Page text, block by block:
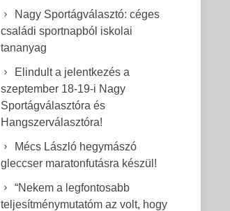
Nagy Sportágválasztó: céges
családi sportnapból iskolai
tananyag
Elindult a jelentkezés a
szeptember 18-19-i Nagy
Sportágválasztóra és
Hangszerválasztóra!
Mécs László hegymászó
gleccser maratonfutásra készül!
“Nekem a legfontosabb
teljesítménymutatóm az volt, hogy